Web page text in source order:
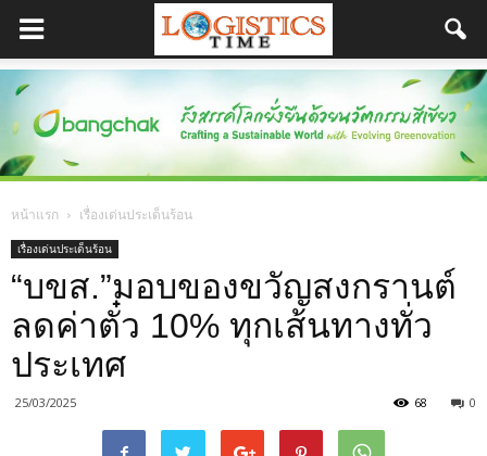
หน้าแรก เรื่องเด่นประเด็นร้อน
เรื่องเด่นประเด็นร้อน
“บขส.”มอบของขวัญสงกรานต์
ลดค่าตั๋ว 10% ทุกเส้นทางทั่ว
ประเทศ
25/03/2025 0
68